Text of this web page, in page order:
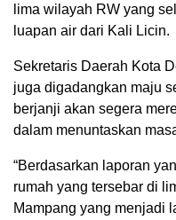
00:00
lima wilayah RW yang
luapan air dari Kali Licin.
Sekretaris Daerah Kota
juga digadangkan maju
berjanji akan segera
dalam menuntaskan
“Berdasarkan laporan
rumah yang tersebar di
Mampang yang menjadi